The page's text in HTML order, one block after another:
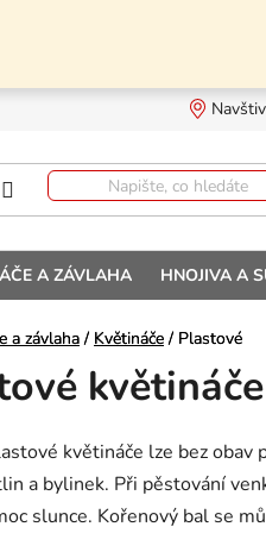
A ZÁVLAHA HNOJIVA A
a závlaha / Květináče / Plastové
a závlaha / Květináče / Plastové
květináče
květináče lze bez
a bylinek. Při pěstování
slunce. Kořenový bal se